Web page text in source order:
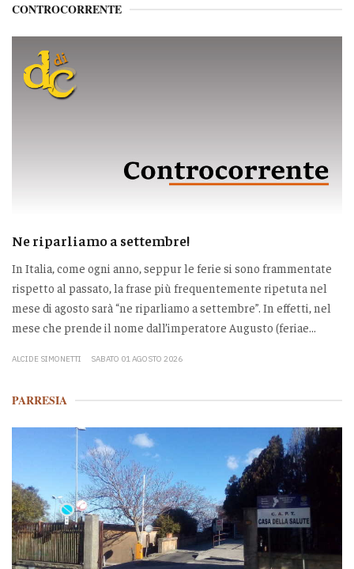
CONTROCORRENTE
Ne riparliamo a settembre!
In Italia, come ogni anno, seppur le ferie si sono frammentate
rispetto al passato, la frase più frequentemente ripetuta nel
mese di agosto sarà “ne riparliamo a settembre”. In effetti, nel
mese che prende il nome dall’imperatore Augusto (feriae...
ALCIDE SIMONETTI SABATO 01 AGOSTO 2026
PARRESIA